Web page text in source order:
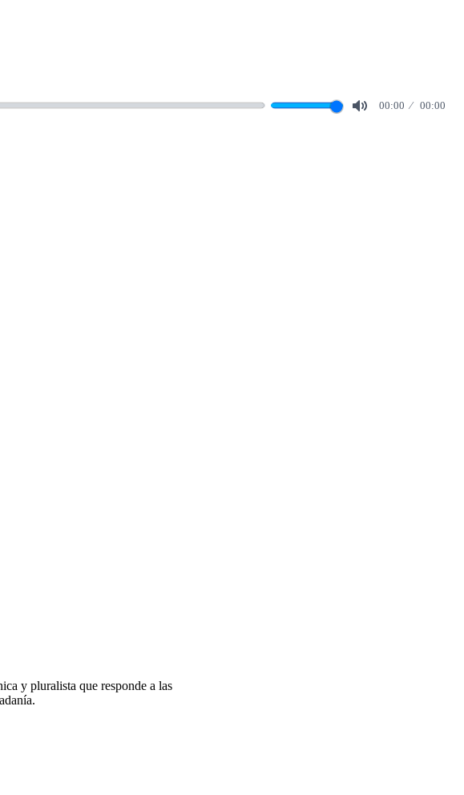
00:00 00:00
y pluralista que responde a las